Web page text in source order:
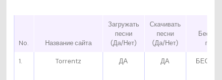
No. Название сайта
Загружать
песни
(Да/Нет)
Скачивать
песни
(Да/Нет)
1. Torrentz ДА ДА